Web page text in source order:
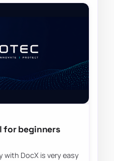
for beginners
DocX is very easy